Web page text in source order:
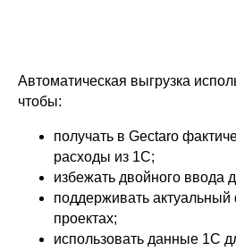
Автоматическая выгрузка
чтобы:
получать в Gectaro
расходы из 1С;
избежать двойного ввода
поддерживать
проектах;
использовать данные 1С